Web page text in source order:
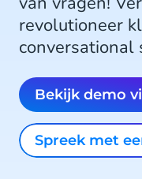
revolutioneer
conversational
Bekijk demo
Spreek met